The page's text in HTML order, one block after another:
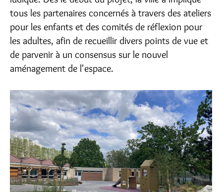
tous les partenaires concernés à travers des ateliers
pour les enfants et des comités de réflexion pour
les adultes, afin de recueillir divers points de vue et
de parvenir à un consensus sur le nouvel
aménagement de l'espace.